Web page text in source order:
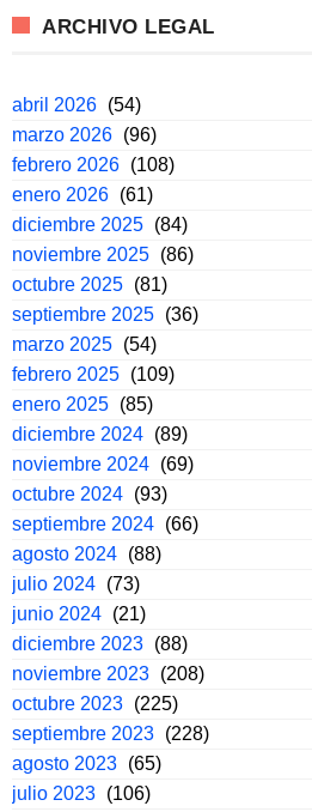
ARCHIVO LEGAL
abril 2026 (54)
marzo 2026 (96)
febrero 2026 (108)
enero 2026 (61)
diciembre 2025 (84)
noviembre 2025 (86)
octubre 2025 (81)
septiembre 2025 (36)
marzo 2025 (54)
febrero 2025 (109)
enero 2025 (85)
diciembre 2024 (89)
noviembre 2024 (69)
octubre 2024 (93)
septiembre 2024 (66)
agosto 2024 (88)
julio 2024 (73)
junio 2024 (21)
diciembre 2023 (88)
noviembre 2023 (208)
octubre 2023 (225)
septiembre 2023 (228)
agosto 2023 (65)
julio 2023 (106)